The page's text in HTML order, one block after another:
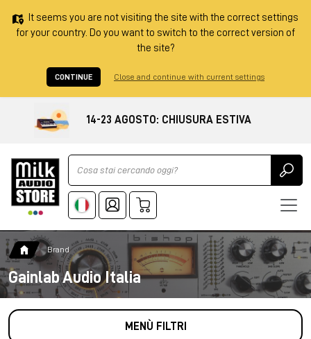
It seems you are not visiting the site with the correct settings
for your country. Do you want to switch to the correct version of
the site?
CONTINUE Close and continue with current settings
14-23 AGOSTO: CHIUSURA ESTIVA
Ricerca
Brand
Gainlab Audio Italia
MENÙ FILTRI